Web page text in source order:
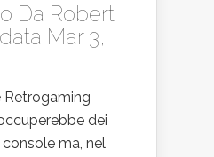
Da Robert
Mar 3,
Retrogaming
dei
ma, nel